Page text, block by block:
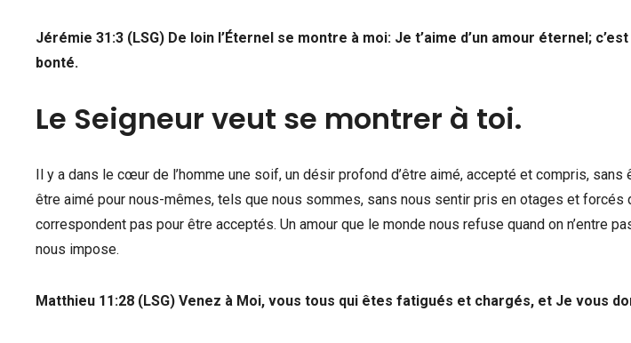
Jérémie 31:3 (LSG) De loin l’Éternel se montre à moi: Je t’aime d’un amour éternel;
bonté.
Le Seigneur veut se montrer à toi.
Il y a dans le cœur de l’homme une soif, un désir profond d’être aimé, accepté et compris, sans
être aimé pour nous-mêmes, tels que nous sommes, sans nous sentir pris en otages et forcés
correspondent pas pour être acceptés. Un amour que le monde nous refuse quand on n’entre
nous impose.
Matthieu 11:28 (LSG) Venez à Moi, vous tous qui êtes fatigués et chargés, et Je vous